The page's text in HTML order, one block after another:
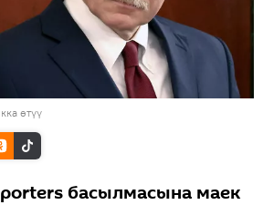
өтүү
басылмасына маек